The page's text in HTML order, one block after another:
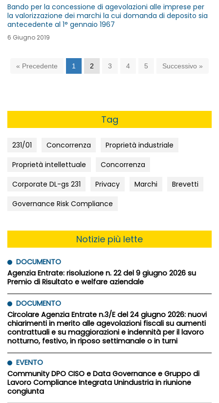
Bando per la concessione di agevolazioni alle imprese per
la valorizzazione dei marchi la cui domanda di deposito sia
antecedente al 1° gennaio 1967
6 Giugno 2019
« Precedente 1 2 3 4 5 Successivo »
Tag
231/01 Concorrenza
Proprietà industriale
Proprietà intellettuale
Concorrenza
Corporate DL-gs 231
Privacy Marchi
Brevetti
Governance Risk Compliance
Notizie più lette
DOCUMENTO
Agenzia Entrate: risoluzione n. 22 del 9 giugno 2026 su
Premio di Risultato e welfare aziendale
DOCUMENTO
Circolare Agenzia Entrate n.3/E del 24 giugno 2026: nuovi
chiarimenti in merito alle agevolazioni fiscali su aumenti
contrattuali e su maggiorazioni e indennità per il lavoro
notturno, festivo, in riposo settimanale o in turni
EVENTO
Community DPO CISO e Data Governance e Gruppo di
Lavoro Compliance Integrata Unindustria in riunione
congiunta